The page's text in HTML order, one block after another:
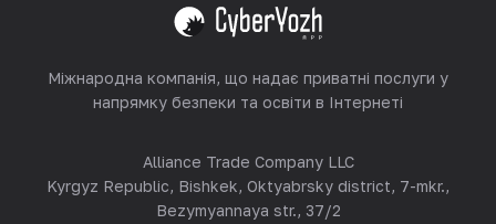
Переглянути все
Міжнародна компанія, що надає приватні послуги у
напрямку безпеки та освіти в Інтернеті
Alliance Trade Company LLC
Kyrgyz Republic, Bishkek, Oktyabrsky district, 7-mkr.,
Bezymyannaya str., 37/2